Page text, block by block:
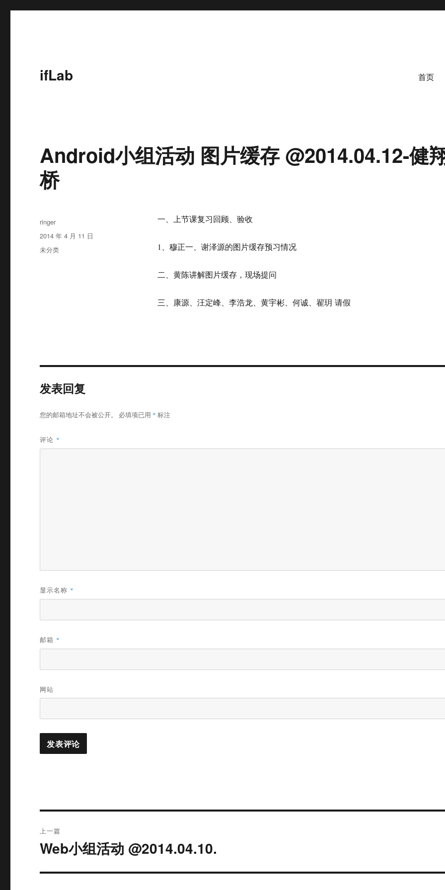
ifLab 首页
Android小组活动 图片缓存 @2014.04.12-健
桥
一、上节课复习回顾、验收
1、穆正一、谢泽源的图片缓存预习情况
二、黄陈讲解图片缓存，现场提问
三、康源、汪定峰、李浩龙、黄宇彬、何诚、翟玥 请假
作
者
ringer
发
布
于
2014 年 4 月 11 日
分
未分类
发表回复
您的邮箱地址不会被公开。 必填项已用 * 标注
评论 *
显示名称 *
邮箱 *
网站
章
上一篇
上
文
Web小组活动 @2014.04.10.